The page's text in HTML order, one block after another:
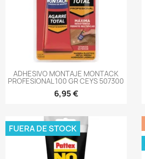
-->
ADHESIVO MONTAJE MONTACK
PROFESIONAL 100 GR CEYS 507300
6,95 €
FUERA DE STOCK